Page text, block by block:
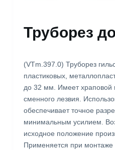
Труборез
(VTm.397.0) Труборез
пластиковых,
до 32 мм. Имеет храповой
сменного лезвия.
обеспечивает точное
минимальным усилием.
исходное положение
Применяется при монтаже